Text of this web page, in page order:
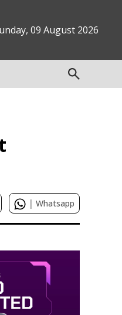
09 August 2026
| Whatsapp